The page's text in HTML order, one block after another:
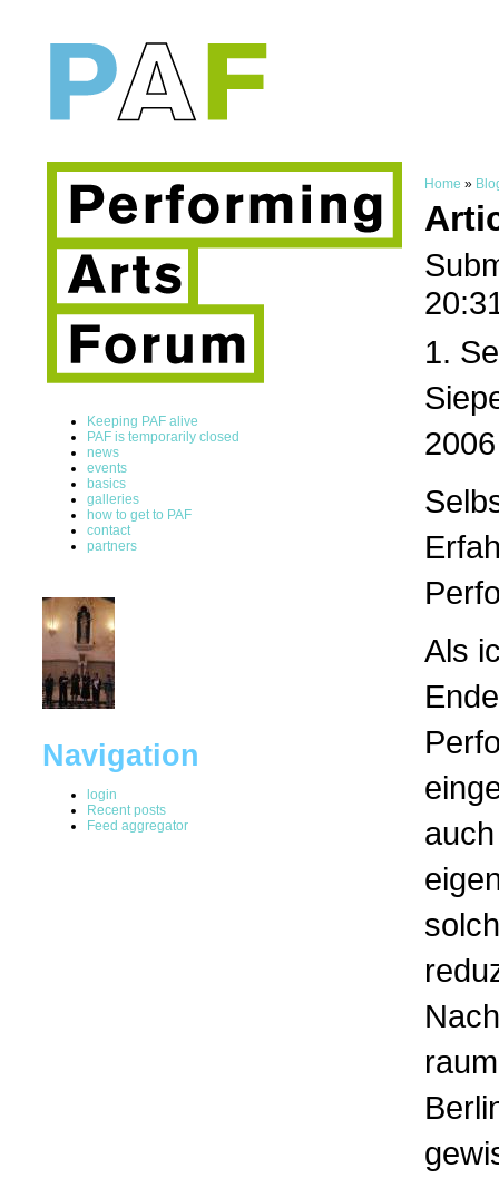
Keeping PAF alive
PAF is temporarily closed
news
events
basics
galleries
how to get to PAF
contact
partners
Navigation
login
Recent posts
Feed aggregator
Home »
1.
2006
Als